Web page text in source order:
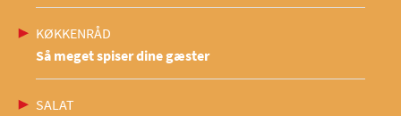
KØKKENRÅD
Så meget spiser dine gæster
SALAT